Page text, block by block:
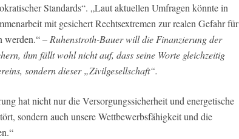
Standards“. „Laut aktuellen Umfragen könnte in
mit gesichert Rechtsextremen zur realen Gefahr für
werden.“– Ruhenstroth-Bauer will die Finanzierung der
ihm fällt wohl nicht auf, dass seine Worte gleichzeitig
sondern dieser „Zivilgesellschaft“.
hat nicht nur die Versorgungssicherheit und energetische
sondern auch unsere Wettbewerbsfähigkeit und die